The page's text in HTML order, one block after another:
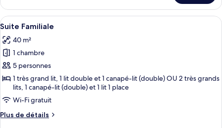
le
type
de
Suite
Junior
Afficher
toutes
les
photos
pour
ce
type
de
chambre :
Une chambre d’hôtel avec un lit, un
12
Suite Familiale
40 m²
1 chambre
5 personnes
1 très grand lit, 1 lit double et 1 canapé-lit (double) OU 2 très grands
lits, 1 canapé-lit (double) et 1 lit 1 place
Wi-Fi gratuit
Plus de détails
Plus